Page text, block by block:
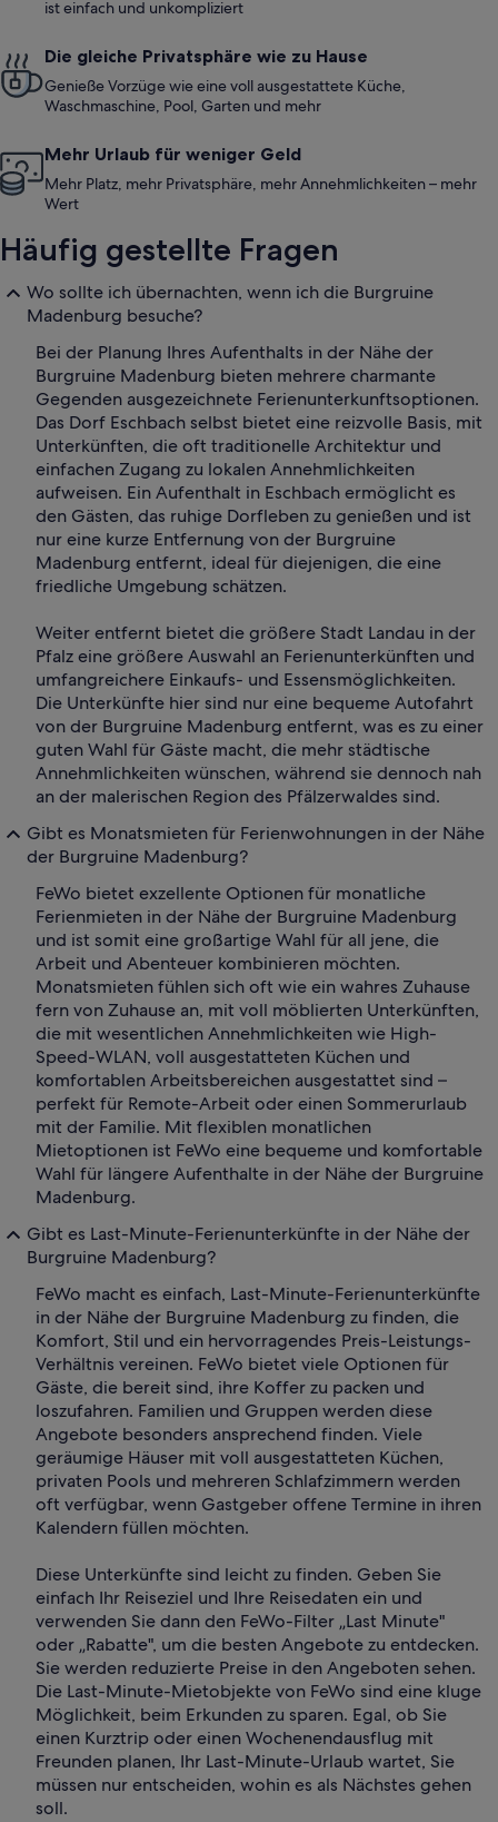
ist einfach und unkompliziert
Die gleiche Privatsphäre wie zu Hause
Genieße Vorzüge wie eine voll ausgestattete Küche,
Waschmaschine, Pool, Garten und mehr
Mehr Urlaub für weniger Geld
Mehr Platz, mehr Privatsphäre, mehr Annehmlichkeiten – mehr
Wert
Häufig gestellte Fragen
Wo sollte ich übernachten, wenn ich die Burgruine
Madenburg besuche?
Bei der Planung Ihres Aufenthalts in der Nähe der
Burgruine Madenburg bieten mehrere charmante
Gegenden ausgezeichnete Ferienunterkunftsoptionen.
Das Dorf Eschbach selbst bietet eine reizvolle Basis, mit
Unterkünften, die oft traditionelle Architektur und
einfachen Zugang zu lokalen Annehmlichkeiten
aufweisen. Ein Aufenthalt in Eschbach ermöglicht es
den Gästen, das ruhige Dorfleben zu genießen und ist
nur eine kurze Entfernung von der Burgruine
Madenburg entfernt, ideal für diejenigen, die eine
friedliche Umgebung schätzen.
Weiter entfernt bietet die größere Stadt Landau in der
Pfalz eine größere Auswahl an Ferienunterkünften und
umfangreichere Einkaufs- und Essensmöglichkeiten.
Die Unterkünfte hier sind nur eine bequeme Autofahrt
von der Burgruine Madenburg entfernt, was es zu einer
guten Wahl für Gäste macht, die mehr städtische
Annehmlichkeiten wünschen, während sie dennoch nah
an der malerischen Region des Pfälzerwaldes sind.
Gibt es Monatsmieten für Ferienwohnungen in der Nähe
der Burgruine Madenburg?
FeWo bietet exzellente Optionen für monatliche
Ferienmieten in der Nähe der Burgruine Madenburg
und ist somit eine großartige Wahl für all jene, die
Arbeit und Abenteuer kombinieren möchten.
Monatsmieten fühlen sich oft wie ein wahres Zuhause
fern von Zuhause an, mit voll möblierten Unterkünften,
die mit wesentlichen Annehmlichkeiten wie High-
Speed-WLAN, voll ausgestatteten Küchen und
komfortablen Arbeitsbereichen ausgestattet sind –
perfekt für Remote-Arbeit oder einen Sommerurlaub
mit der Familie. Mit flexiblen monatlichen
Mietoptionen ist FeWo eine bequeme und komfortable
Wahl für längere Aufenthalte in der Nähe der Burgruine
Madenburg.
Gibt es Last-Minute-Ferienunterkünfte in der Nähe der
Burgruine Madenburg?
FeWo macht es einfach, Last-Minute-Ferienunterkünfte
in der Nähe der Burgruine Madenburg zu finden, die
Komfort, Stil und ein hervorragendes Preis-Leistungs-
Verhältnis vereinen. FeWo bietet viele Optionen für
Gäste, die bereit sind, ihre Koffer zu packen und
loszufahren. Familien und Gruppen werden diese
Angebote besonders ansprechend finden. Viele
geräumige Häuser mit voll ausgestatteten Küchen,
privaten Pools und mehreren Schlafzimmern werden
oft verfügbar, wenn Gastgeber offene Termine in ihren
Kalendern füllen möchten.
Diese Unterkünfte sind leicht zu finden. Geben Sie
einfach Ihr Reiseziel und Ihre Reisedaten ein und
verwenden Sie dann den FeWo-Filter „Last Minute"
oder „Rabatte", um die besten Angebote zu entdecken.
Sie werden reduzierte Preise in den Angeboten sehen.
Die Last-Minute-Mietobjekte von FeWo sind eine kluge
Möglichkeit, beim Erkunden zu sparen. Egal, ob Sie
einen Kurztrip oder einen Wochenendausflug mit
Freunden planen, Ihr Last-Minute-Urlaub wartet, Sie
müssen nur entscheiden, wohin es als Nächstes gehen
soll.